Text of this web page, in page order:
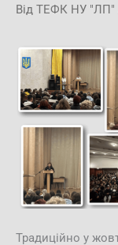
Від ТЕФК НУ "ЛП"
Традиційно у